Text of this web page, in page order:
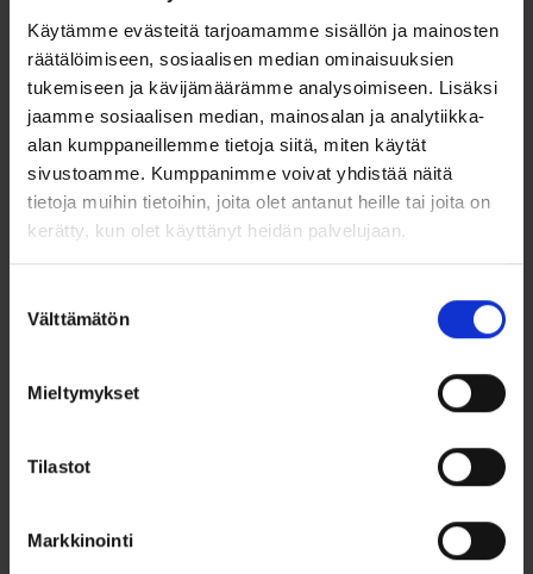
Käytämme evästeitä tarjoamamme sisällön ja mainosten
räätälöimiseen, sosiaalisen median ominaisuuksien
tukemiseen ja kävijämäärämme analysoimiseen. Lisäksi
jaamme sosiaalisen median, mainosalan ja analytiikka-
alan kumppaneillemme tietoja siitä, miten käytät
sivustoamme. Kumppanimme voivat yhdistää näitä
tietoja muihin tietoihin, joita olet antanut heille tai joita on
kerätty, kun olet käyttänyt heidän palvelujaan.
valinta
Välttämätön
Mieltymykset
Tilastot
Markkinointi
Mainio mökkivene. Luotettava, helppo ja edullinen Terhi 400 toimii
hyvin 5-15 hv:n moottorilla, mutta on kuitenkin myös hyvin
soudettavissa etu- ja keskipenkiltä. Turvallisuutta pienessä
veneessä tuovat vakaus, helppokäyttöisyys, hyvät ajo-
ominaisuudet ja kestävyys. Vene on helppo vetää maihin ja se on
täynnä nerokkaita säilytystilaratkaisuja. Lukittavat paikat mm
airoille, polttoainesäiliölle ja akulle sekä avonaiset köysilokerot
takakulmissa köysille. Saatavana valkoisena ja vihreänä.
Lue lisää